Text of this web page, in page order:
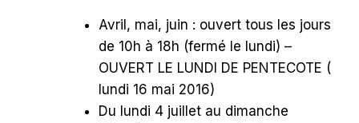
Avril, mai, juin : ouvert tous les jours
de 10h à 18h (fermé le lundi) –
OUVERT LE LUNDI DE PENTECOTE (
lundi 16 mai 2016)
Du lundi 4 juillet au dimanche